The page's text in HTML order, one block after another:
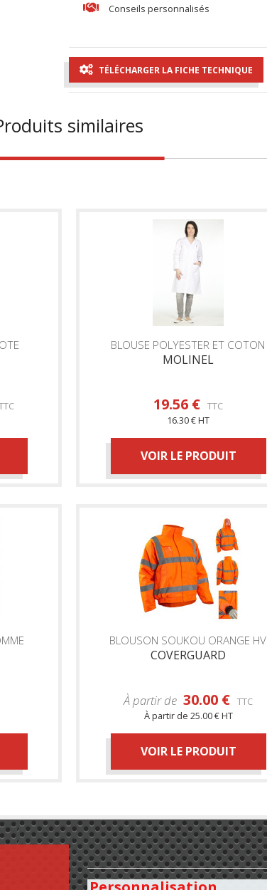
Conseils personnalisés
TÉLÉCHARGER LA FICHE TECHNIQUE
similaires
BLOUSE POLYESTER ET COTON
MOLINEL
19.56 € TTC
16.30 € HT
VOIR LE PRODUIT
BLOUSON SOUKOU ORANGE HV
COVERGUARD
À partir de 30.00 € TTC
À partir de 25.00 € HT
VOIR LE PRODUIT